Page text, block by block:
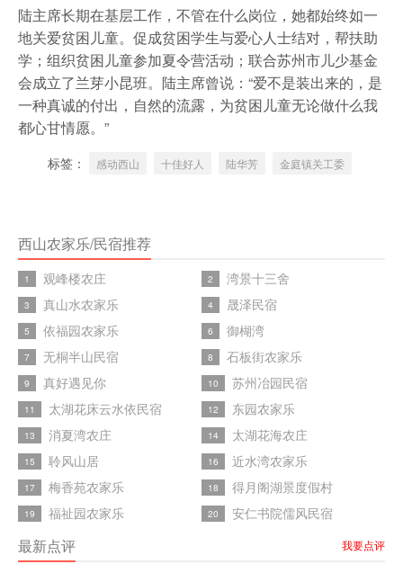
陆主席长期在基层工作，不管在什么岗位，她都始终如一
地关爱贫困儿童。促成贫困学生与爱心人士结对，帮扶助
学；组织贫困儿童参加夏令营活动；联合苏州市儿少基金
会成立了兰芽小昆班。陆主席曾说：“爱不是装出来的，是
一种真诚的付出，自然的流露，为贫困儿童无论做什么我
都心甘情愿。”
标签： 感动西山 十佳好人 陆华芳 金庭镇关工委
西山农家乐/民宿推荐
1 观峰楼农庄 2 湾景十三舍
3 真山水农家乐 4 晟泽民宿
5 依福园农家乐 6 御楜湾
7 无桐半山民宿 8 石板街农家乐
9 真好遇见你 10 苏州冶园民宿
11 太湖花床云水依民宿 12 东园农家乐
13 消夏湾农庄 14 太湖花海农庄
15 聆风山居 16 近水湾农家乐
17 梅香苑农家乐 18 得月阁湖景度假村
19 福祉园农家乐 20 安仁书院儒风民宿
最新点评 我要点评